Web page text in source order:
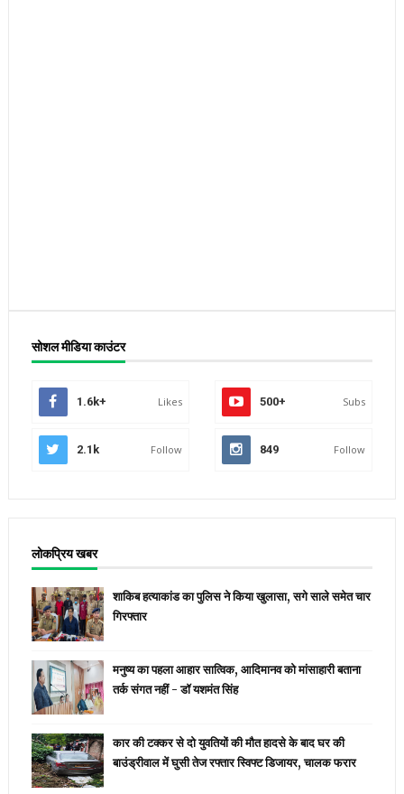
सोशल मीडिया काउंटर
1.6k+ Likes 500+ Subs
2.1k Follow 849 Follow
लोकप्रिय खबर
शाकिब हत्याकांड का पुलिस ने किया खुलासा, सगे साले समेत चार
गिरफ्तार
मनुष्य का पहला आहार सात्विक, आदिमानव को मांसाहारी बताना
तर्क संगत नहीं - डॉ यशमंत सिंह
कार की टक्कर से दो युवतियों की मौत हादसे के बाद घर की
बाउंड्रीवाल में घुसी तेज रफ्तार स्विफ्ट डिजायर, चालक फरार